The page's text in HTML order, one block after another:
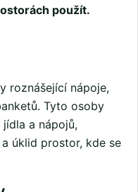
použít.
roznášející nápoje,
Tyto osoby
a nápojů,
úklid prostor, kde se